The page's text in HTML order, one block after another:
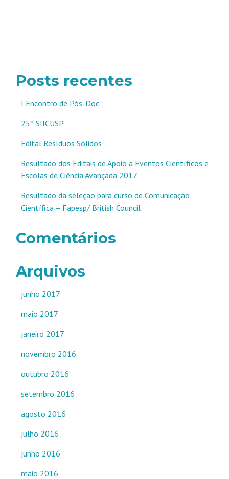
Posts recentes
I Encontro de Pós-Doc
25º SIICUSP
Edital Resíduos Sólidos
Resultado dos Editais de Apoio a Eventos Científicos e
Escolas de Ciência Avançada 2017
Resultado da seleção para curso de Comunicação
Científica – Fapesp/ British Council
Comentários
Arquivos
junho 2017
maio 2017
janeiro 2017
novembro 2016
outubro 2016
setembro 2016
agosto 2016
julho 2016
junho 2016
maio 2016